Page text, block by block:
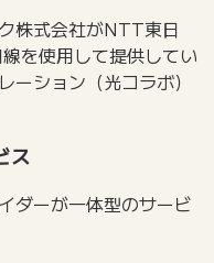
株式会社がNTT東日
を使用して提供してい
ーション（光コラボ）
ス
ダーが一体型のサービ